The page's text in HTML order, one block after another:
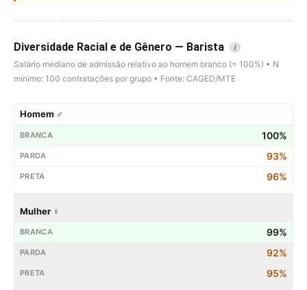
Diversidade Racial e de Gênero — Barista i
Salário mediano de admissão relativo ao homem branco (= 100%) • N
mínimo: 100 contratações por grupo • Fonte: CAGED/MTE
Homem ♂
100%
93%
96%
Mulher ♀
99%
92%
95%